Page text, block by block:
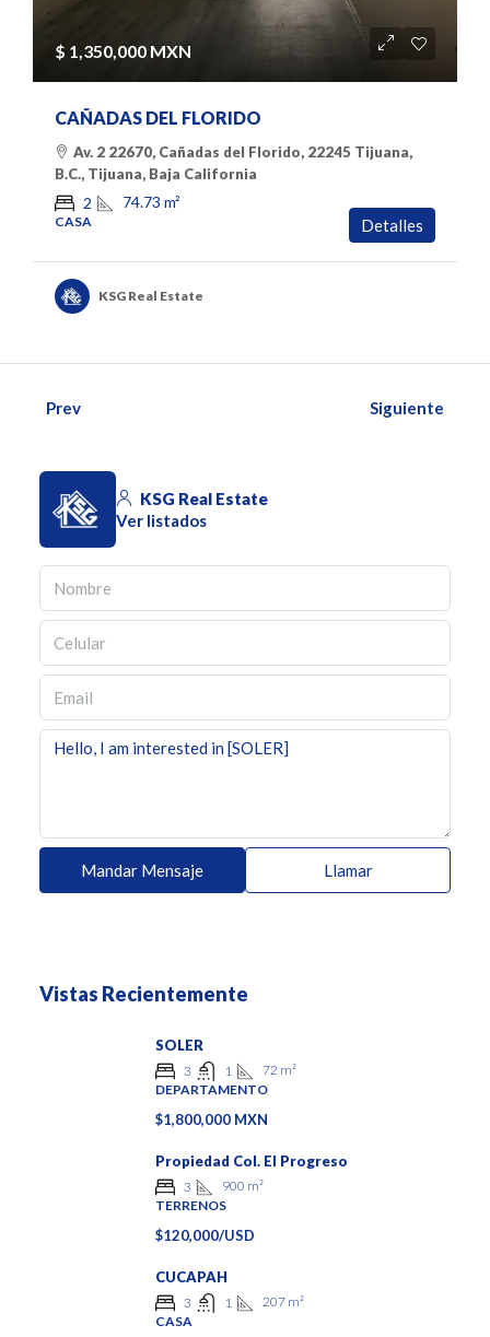
$ 1,350,000 MXN
CAÑADAS DEL FLORIDO
Av. 2 22670, Cañadas del Florido, 22245 Tijuana,
B.C., Tijuana, Baja California
2 74.73 m²
CASA Detalles
KSG Real Estate
Prev Siguiente
KSG Real Estate
Ver listados
Mandar Mensaje Llamar
Vistas Recientemente
SOLER
3 1 72 m²
DEPARTAMENTO
$1,800,000 MXN
Propiedad Col. El Progreso
3 900 m²
TERRENOS
$120,000/USD
CUCAPAH
3 1 207 m²
CASA